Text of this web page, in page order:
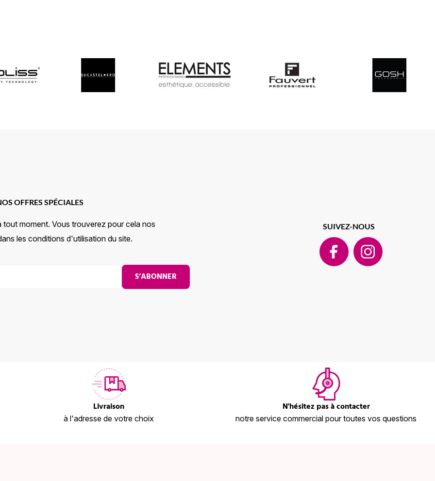
OFFRES SPÉCIALES
moment. Vous trouverez pour cela nos
les conditions d'utilisation du site.
S’ABONNER
SUIVEZ-NOUS
Livraison
à l'adresse de votre choix
N'hésitez pas à contacter
notre service commercial pour toutes vos questions